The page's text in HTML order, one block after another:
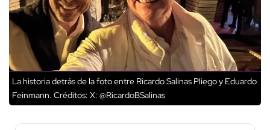
La historia detrás de la foto entre Ricardo Salinas Pliego y Eduardo
Feinmann. Créditos: X: @RicardoBSalinas